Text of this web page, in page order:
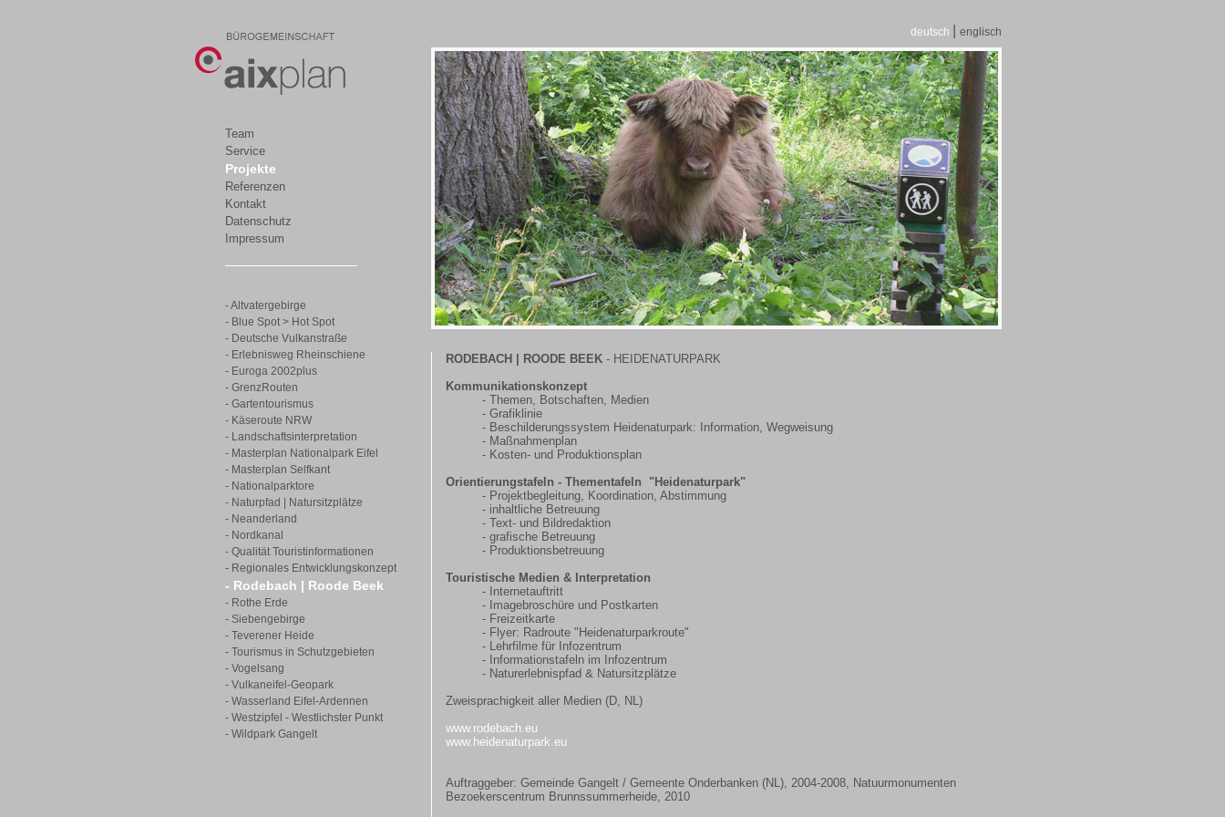
deutsch |englisch
Team
Service
Projekte
Referenzen
Kontakt
Datenschutz
Impressum
- Altvatergebirge
- Blue Spot > Hot Spot
- Deutsche Vulkanstraße
- Erlebnisweg Rheinschiene
- Euroga 2002plus
- GrenzRouten
- Gartentourismus
- Käseroute NRW
- Landschaftsinterpretation
- Masterplan Nationalpark Eifel
- Masterplan Selfkant
- Nationalparktore
- Naturpfad | Natursitzplätze
- Neanderland
- Nordkanal
- Qualität Touristinformationen
- Regionales Entwicklungskonzept
- Rodebach | Roode Beek
- Rothe Erde
- Siebengebirge
- Teverener Heide
- Tourismus in Schutzgebieten
- Vogelsang
- Vulkaneifel-Geopark
- Wasserland Eifel-Ardennen
- Westzipfel - Westlichster Punkt
- Wildpark Gangelt
RODEBACH | ROODE BEEK- HEIDENATURPARK
Kommunikationskonzept
- Themen, Botschaften, Medien
- Grafiklinie
- Beschilderungssystem Heidenaturpark: Information, Wegweisung
- Maßnahmenplan
- Kosten- und Produktionsplan
Orientierungstafeln - Thementafeln "Heidenaturpark"
- Projektbegleitung, Koordination, Abstimmung
- inhaltliche Betreuung
- Text- und Bildredaktion
- grafische Betreuung
- Produktionsbetreuung
Touristische Medien & Interpretation
- Internetauftritt
- Imagebroschüre und Postkarten
- Freizeitkarte
- Flyer: Radroute "Heidenaturparkroute"
- Lehrfilme für Infozentrum
- Informationstafeln im Infozentrum
- Naturerlebnispfad & Natursitzplätze
Zweisprachigkeit aller Medien (D, NL)
www.rodebach.eu
www.heidenaturpark.eu
Auftraggeber: Gemeinde Gangelt / Gemeente Onderbanken (NL), 2004-2008, Natuurmonumenten
Bezoekerscentrum Brunnssummerheide, 2010